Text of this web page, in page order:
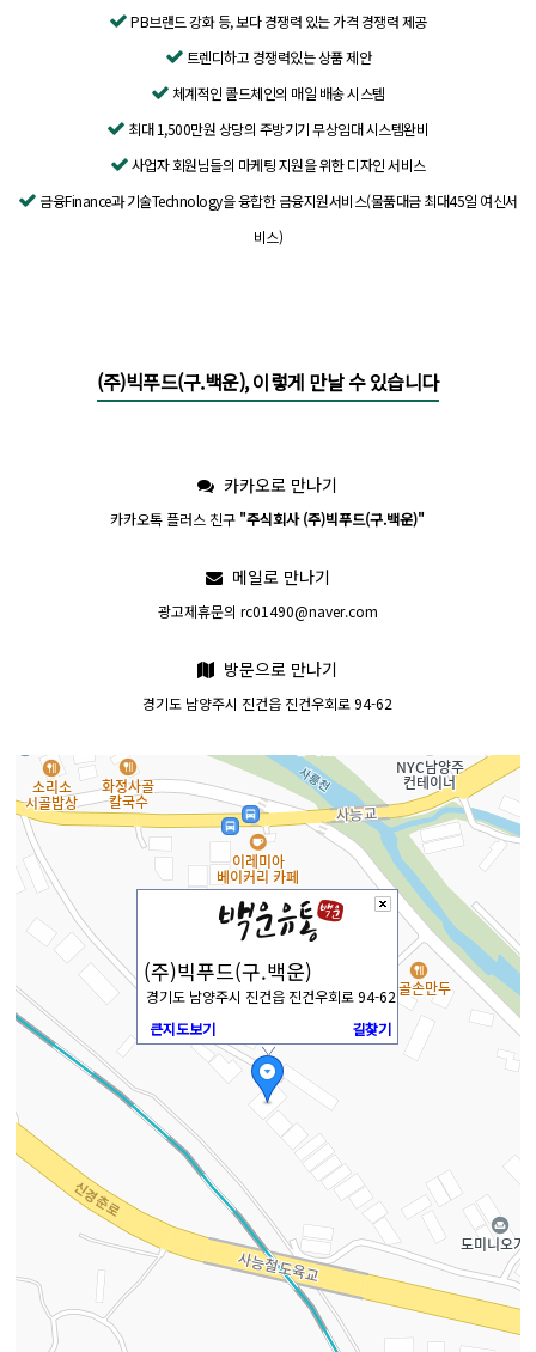
PB브랜드 강화 등, 보다 경쟁력 있는 가격 경쟁력 제공
트렌디하고 경쟁력있는 상품 제안
체계적인 콜드체인의 매일 배송 시스템
최대 1,500만원 상당의 주방기기 무상임대 시스템완비
사업자 회원님들의 마케팅 지원을 위한 디자인 서비스
금융Finance과 기술Technology을 융합한 금융지원서비스(물품대금 최대45일 여신서
비스)
(주)빅푸드(구.백운), 이렇게 만날 수 있습니다
카카오로 만나기
카카오톡 플러스 친구 "주식회사 (주)빅푸드(구.백운)"
메일로 만나기
광고제휴문의 rc01490@naver.com
방문으로 만나기
경기도 남양주시 진건읍 진건우회로 94-62
(주)빅푸드(구.백운)
경기도 남양주시 진건읍 진건우회로 94-62
큰지도보기
길찾기